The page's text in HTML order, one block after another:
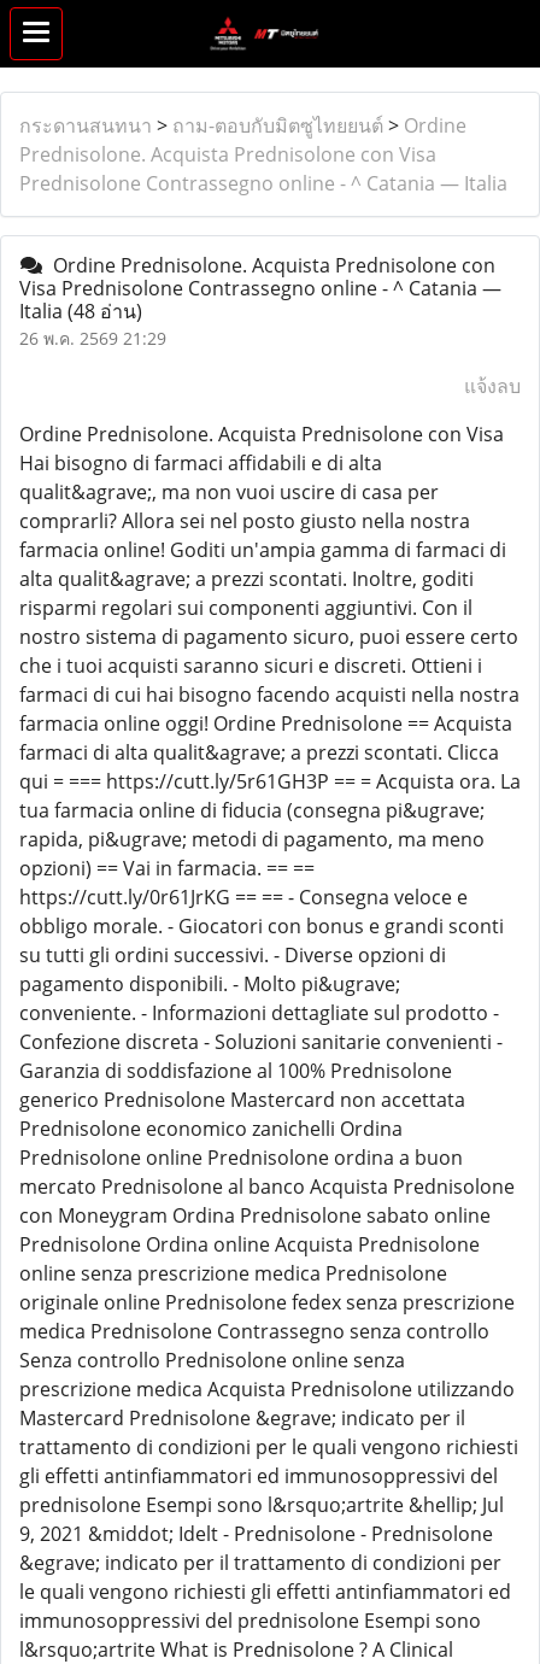
กระดานสนทนา > ถาม-ตอบกับมิตซูไทยยนต์ > Ordine
Prednisolone. Acquista Prednisolone con Visa
Prednisolone Contrassegno online - ^ Catania — Italia
Ordine Prednisolone. Acquista Prednisolone con
Visa Prednisolone Contrassegno online - ^ Catania —
Italia (48 อ่าน)
26 พ.ค. 2569 21:29
แจ้งลบ
Ordine Prednisolone. Acquista Prednisolone con Visa
Hai bisogno di farmaci affidabili e di alta
qualit&agrave;, ma non vuoi uscire di casa per
comprarli? Allora sei nel posto giusto nella nostra
farmacia online! Goditi un'ampia gamma di farmaci di
alta qualit&agrave; a prezzi scontati. Inoltre, goditi
risparmi regolari sui componenti aggiuntivi. Con il
nostro sistema di pagamento sicuro, puoi essere certo
che i tuoi acquisti saranno sicuri e discreti. Ottieni i
farmaci di cui hai bisogno facendo acquisti nella nostra
farmacia online oggi! Ordine Prednisolone == Acquista
farmaci di alta qualit&agrave; a prezzi scontati. Clicca
qui = === https://cutt.ly/5r61GH3P == = Acquista ora. La
tua farmacia online di fiducia (consegna pi&ugrave;
rapida, pi&ugrave; metodi di pagamento, ma meno
opzioni) == Vai in farmacia. == ==
https://cutt.ly/0r61JrKG == == - Consegna veloce e
obbligo morale. - Giocatori con bonus e grandi sconti
su tutti gli ordini successivi. - Diverse opzioni di
pagamento disponibili. - Molto pi&ugrave;
conveniente. - Informazioni dettagliate sul prodotto -
Confezione discreta - Soluzioni sanitarie convenienti -
Garanzia di soddisfazione al 100% Prednisolone
generico Prednisolone Mastercard non accettata
Prednisolone economico zanichelli Ordina
Prednisolone online Prednisolone ordina a buon
mercato Prednisolone al banco Acquista Prednisolone
con Moneygram Ordina Prednisolone sabato online
Prednisolone Ordina online Acquista Prednisolone
online senza prescrizione medica Prednisolone
originale online Prednisolone fedex senza prescrizione
medica Prednisolone Contrassegno senza controllo
Senza controllo Prednisolone online senza
prescrizione medica Acquista Prednisolone utilizzando
Mastercard Prednisolone &egrave; indicato per il
trattamento di condizioni per le quali vengono richiesti
gli effetti antinfiammatori ed immunosoppressivi del
prednisolone Esempi sono l&rsquo;artrite &hellip; Jul
9, 2021 &middot; Idelt - Prednisolone - Prednisolone
&egrave; indicato per il trattamento di condizioni per
le quali vengono richiesti gli effetti antinfiammatori ed
immunosoppressivi del prednisolone Esempi sono
l&rsquo;artrite What is Prednisolone ? A Clinical